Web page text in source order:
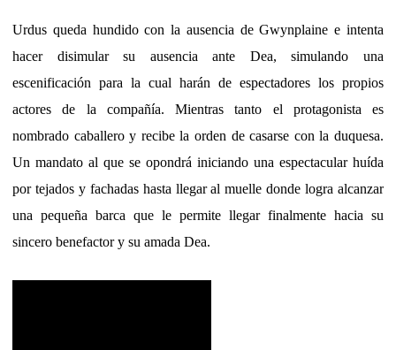
Urdus queda hundido con la ausencia de Gwynplaine e intenta
hacer disimular su ausencia ante Dea, simulando una
escenificación para la cual harán de espectadores los propios
actores de la compañía. Mientras tanto el protagonista es
nombrado caballero y recibe la orden de casarse con la duquesa.
Un mandato al que se opondrá iniciando una espectacular huída
por tejados y fachadas hasta llegar al muelle donde logra alcanzar
una pequeña barca que le permite llegar finalmente hacia su
sincero benefactor y su amada Dea.